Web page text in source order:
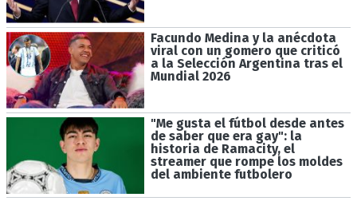
Facundo Medina y la anécdota
viral con un gomero que criticó
a la Selección Argentina tras el
Mundial 2026
"Me gusta el fútbol desde antes
de saber que era gay": la
historia de Ramacity, el
streamer que rompe los moldes
del ambiente futbolero